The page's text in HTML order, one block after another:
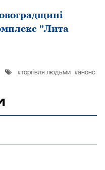
"Лита
торгівля людьми анонс